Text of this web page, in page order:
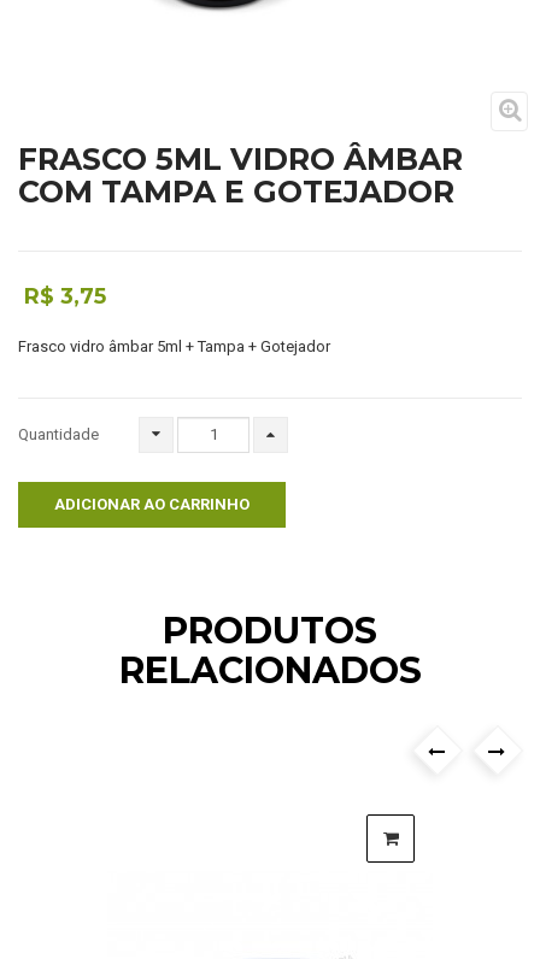
FRASCO 5ML VIDRO ÂMBAR
COM TAMPA E GOTEJADOR
R$ 3,75
Frasco vidro âmbar 5ml + Tampa + Gotejador
Quantidade
ADICIONAR AO CARRINHO
PRODUTOS
RELACIONADOS
‹
›